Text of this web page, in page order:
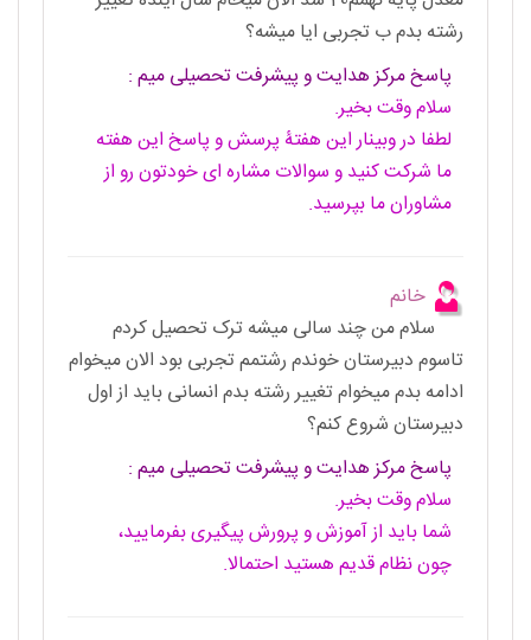
رشته بدم ب تجربی ایا میشه؟
پاسخ مرکز هدایت و پیشرفت تحصیلی میم :
سلام وقت بخیر.
لطفا در وبینار این هفتۀ پرسش و پاسخ این هفته
ما شرکت کنید و سوالات مشاره ای خودتون رو از
مشاوران ما بپرسید.
خانم
سلام من چند سالی میشه ترک تحصیل کردم
تاسوم دبیرستان خوندم رشتمم تجربی بود الان میخوام
ادامه بدم میخوام تغییر رشته بدم انسانی باید از اول
دبیرستان شروع کنم؟
پاسخ مرکز هدایت و پیشرفت تحصیلی میم :
سلام وقت بخیر.
شما باید از آموزش و پرورش پیگیری بفرمایید،
چون نظام قدیم هستید احتمالا.